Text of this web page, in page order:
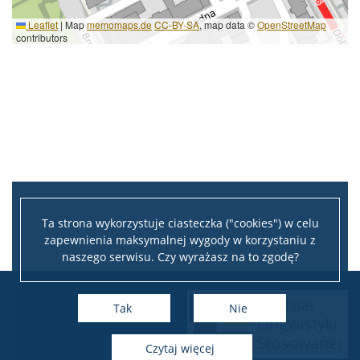
Ta strona wykorzystuje ciasteczka ("cookies") w celu
zapewnienia maksymalnej wygody w korzystaniu z
naszego serwisu. Czy wyrażasz na to zgodę?
Tak Nie
czytaj więcej
Leaflet | Mapmemomaps.de CC-BY-SA, map data ©OpenStreetMap
contributors